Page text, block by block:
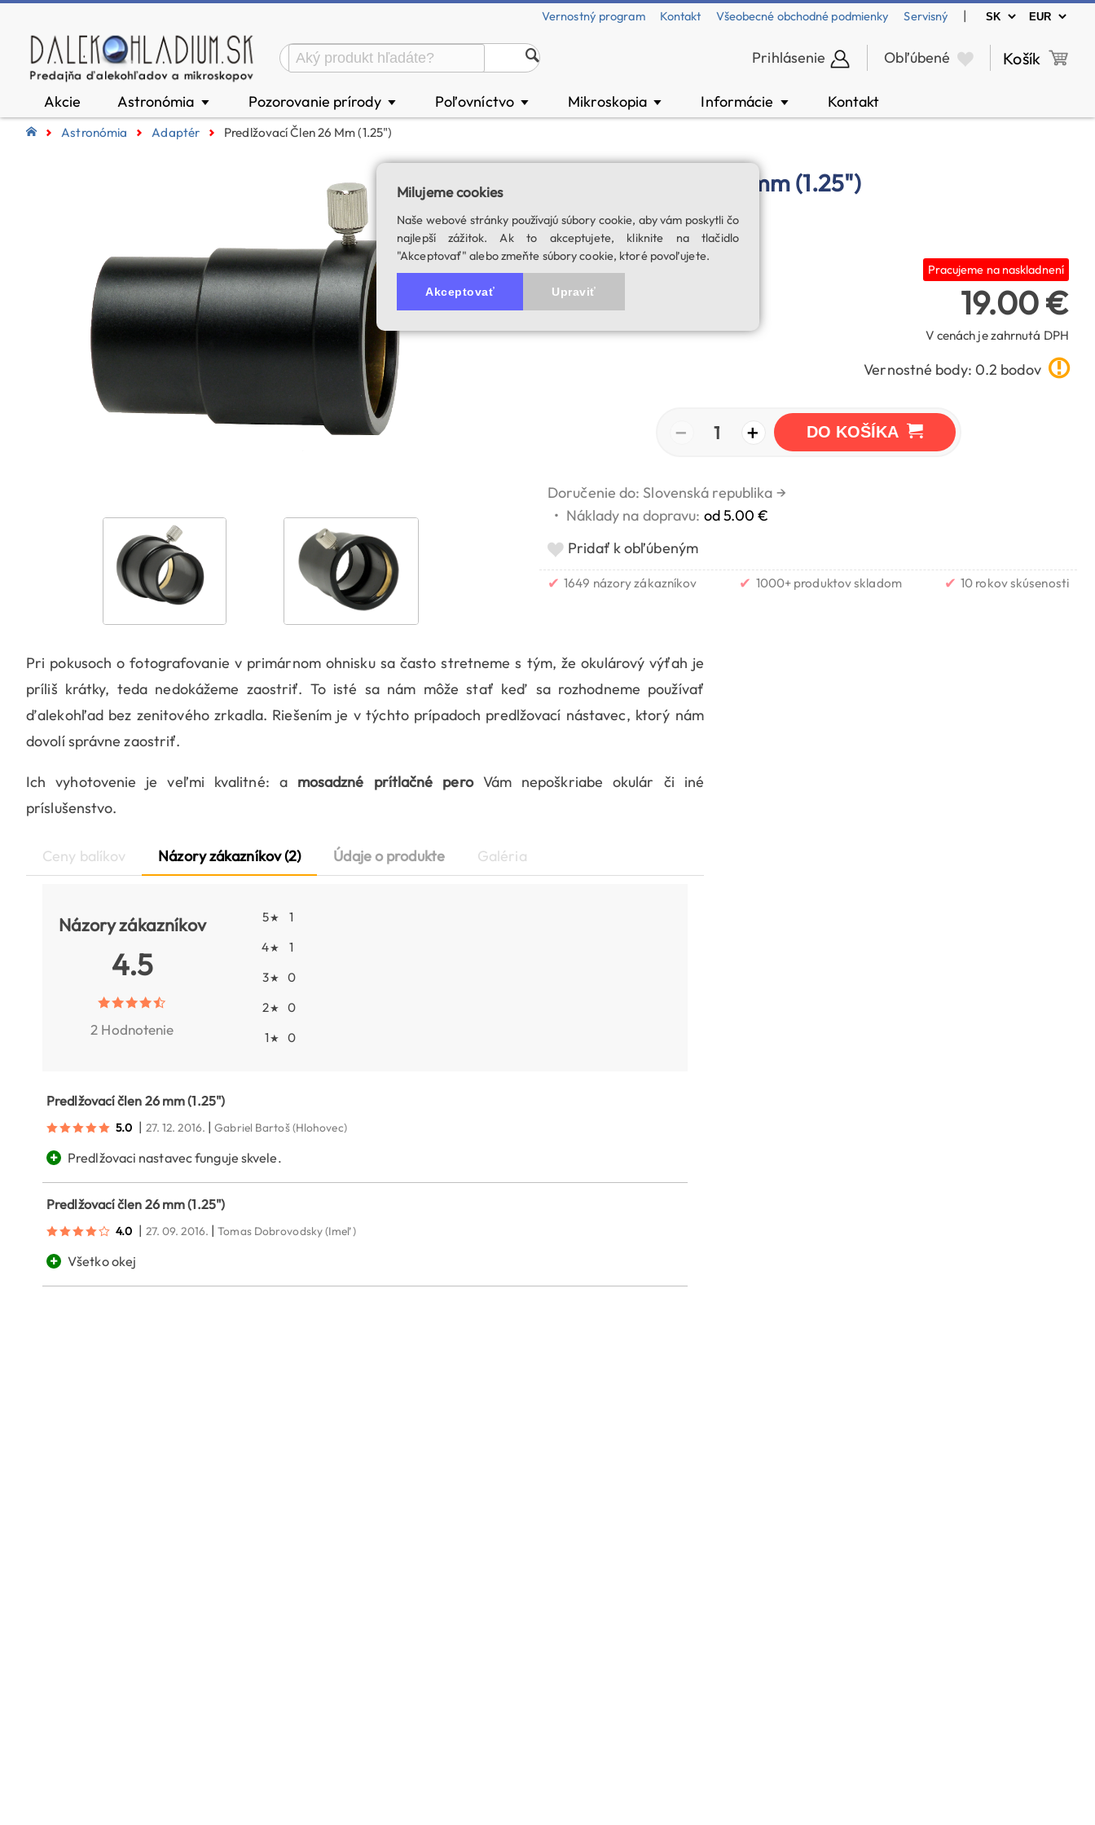
Vernostný program Kontakt Všeobecné obchodné podmienky Servisný |
Prihlásenie Obľúbené Košík
Akcie Astronómia ▼ Pozorovanie prírody ▼ Poľovníctvo ▼ Mikroskopia ▼ Informácie ▼ Kontakt
Astronómia Adaptér Predlžovací Člen 26 Mm (1.25")
Predlžovací člen 26 mm (1.25")
4.5 2 hodnotenie
Pracujeme na naskladnení
19.00 €
V cenách je zahrnutá DPH
Vernostné body: 0.2 bodov
− 1 + DO KOŠÍKA
Doručenie do: Slovenská republika →
• Náklady na dopravu: od 5.00 €
Pridať k obľúbeným
✔ 1649 názory zákazníkov ✔ 1000+ produktov skladom ✔ 10 rokov skúsenosti
Pri pokusoch o fotografovanie v primárnom ohnisku sa často stretneme s tým, že okulárový výťah je
príliš krátky, teda nedokážeme zaostriť. To isté sa nám môže stať keď sa rozhodneme používať
ďalekohľad bez zenitového zrkadla. Riešením je v týchto prípadoch predlžovací nástavec, ktorý nám
dovolí správne zaostriť.
Ich vyhotovenie je veľmi kvalitné: a mosadzné prítlačné peroVám nepoškriabe okulár či iné
príslušenstvo.
Ceny balíkov Názory zákazníkov (2) Údaje o produkte Galéria
Názory zákazníkov
4.5
2 Hodnotenie
5★
1
4★
1
3★
0
2★
0
1★ 0
Predlžovací člen 26 mm (1.25")
5.0 | 27. 12. 2016. |Gabriel Bartoš(Hlohovec)
+ Predlžovaci nastavec funguje skvele.
Predlžovací člen 26 mm (1.25")
4.0 | 27. 09. 2016. |Tomas Dobrovodsky(Imeľ)
+ Všetko okej
Milujeme cookies
Naše webové stránky používajú súbory cookie, aby vám poskytli čo
najlepší zážitok. Ak to akceptujete, kliknite na tlačidlo
"Akceptovať" alebo zmeňte súbory cookie, ktoré povoľujete.
Akceptovať Upraviť